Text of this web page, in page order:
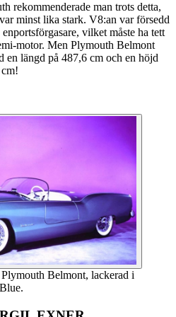
rekommenderade man trots detta,
minst lika stark. V8:an var försedd
vilket måste ha tett
motor. Men Plymouth Belmont
en längd på 487,6 cm och en höjd
Belmont, lackerad i